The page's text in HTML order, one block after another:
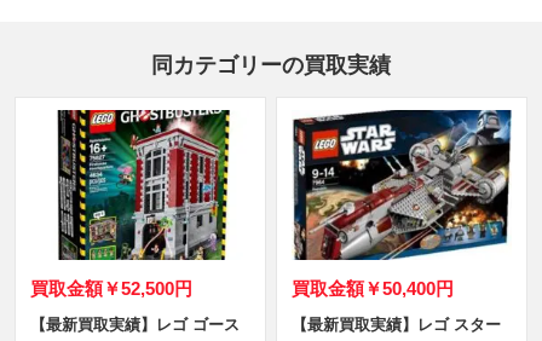
同カテゴリーの買取実績
買取金額￥52,500円
【最新買取実績】レゴ ゴース
買取金額￥50,400円
【最新買取実績】レゴ スター